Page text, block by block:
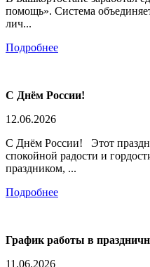
помощь». Система
лич...
Подробнее
С Днём России!
12.06.2026
С Днём России! Этот
спокойной радости и
праздником, ...
Подробнее
График работы в
11.06.2026